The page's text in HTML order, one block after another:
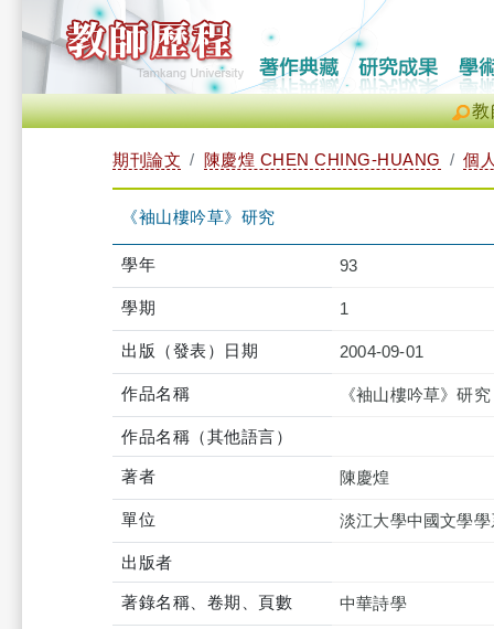
教
期刊論文 陳慶煌 CHEN CHING-HUANG 個
《袖山樓吟草》研究
學年 93
學期 1
出版（發表）日期 2004-09-01
作品名稱 《袖山樓吟草》研究
作品名稱（其他語言）
著者 陳慶煌
單位 淡江大學中國文學學
出版者
著錄名稱、卷期、頁數 中華詩學